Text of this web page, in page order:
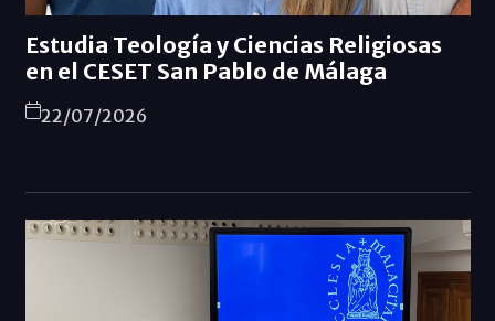
Estudia Teología y Ciencias Religiosas
en el CESET San Pablo de Málaga
22/07/2026